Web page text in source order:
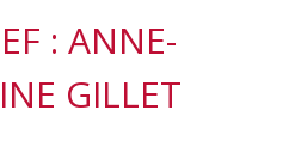
: ANNE-
GILLET